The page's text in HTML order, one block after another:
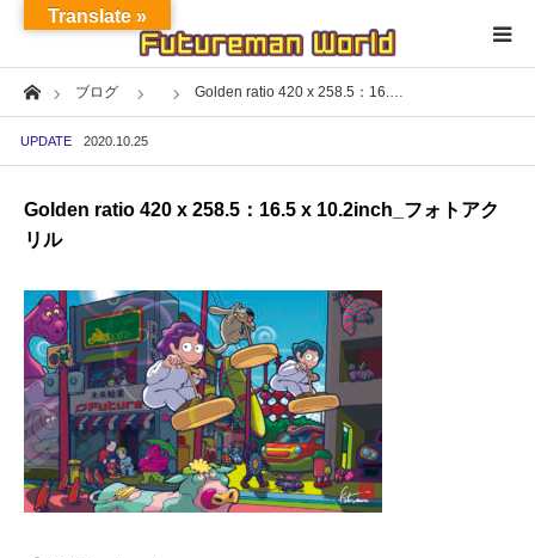
Homeブログ Golden ratio 420 x 258.5：16.…
UPDATE 2020.10.25
Golden ratio 420 x 258.5：16.5 x 10.2inch_フォトアク
リル
Home
About
NFT★HEXA
Exhibition
Project
Fashion
Translate »